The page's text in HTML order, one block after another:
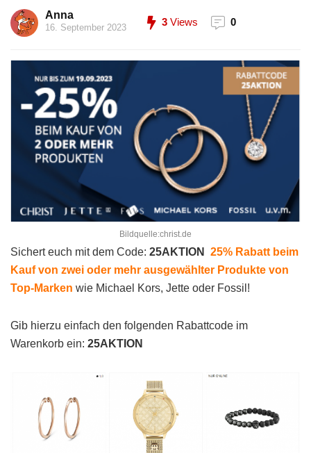
Anna
16. September 2023 3 Views 0
Bildquelle:christ.de
Sichert euch mit dem Code: 25AKTION
25% Rabatt beim
Kauf von zwei oder mehr ausgewählter Produkte von
Top-Marken wie Michael Kors, Jette oder Fossil!
Gib hierzu einfach den folgenden Rabattcode im
Warenkorb ein: 25AKTION